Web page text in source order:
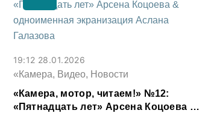
19:12 28.01.2026
«Камера, Видео, Новости
«Камера, мотор, читаем!» №12:
«Пятнадцать лет» Арсена Коцоева &